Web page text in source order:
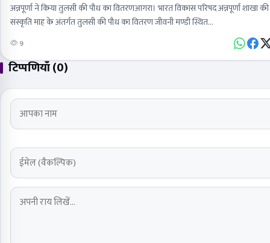
अन्नपूर्णा ने किया तुलसी की पौध का वितरणआगरा। भारत विकास परिषद अन्नपूर्णा शाखा
संस्कृति माह के अंतर्गत तुलसी की पौध का वितरण जीवनी मण्डी स्थित…
9
टिप्पणियाँ (0)